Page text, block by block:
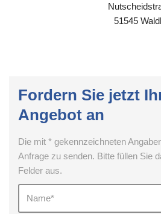
51545
Fordern Sie jetzt
Angebot an
Die mit * gekennzeichneten
Anfrage zu senden. Bitte füllen Sie
Felder aus.